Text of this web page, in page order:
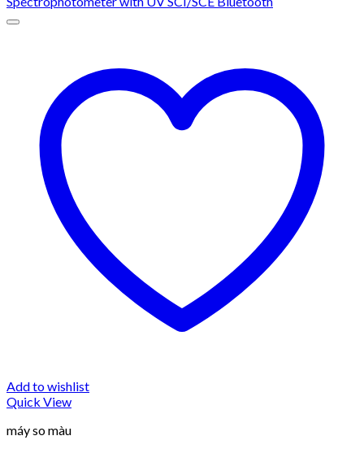
Add to wishlist
Quick View
máy so màu